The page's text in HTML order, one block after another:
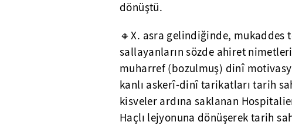
dönüştü.
🔸X. asra gelindiğinde, mukaddes
sallayanların sözde ahiret
muharref (bozulmuş) dinî
kanlı askerî-dinî tarikatları tarih
kisveler ardına saklanan
Haçlı lejyonuna dönüşerek tarih